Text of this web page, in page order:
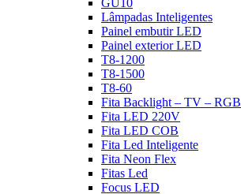
Lâmpadas Inteligentes
Painel embutir LED
Painel exterior LED
T8-1200
T8-1500
T8-60
Fita Backlight – TV – RGB
Fita LED 220V
Fita LED COB
Fita Led Inteligente
Fita Neon Flex
Fitas Led
Focus LED